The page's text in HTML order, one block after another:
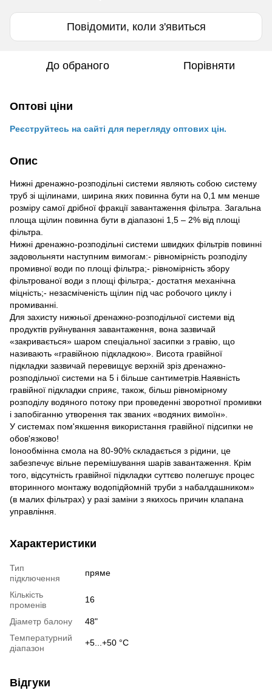
Повідомити, коли з'явиться
До обраного Порівняти
Оптові ціни
Реєструйтесь на сайті для перегляду оптових цін.
Опис
Нижні дренажно-розподільні системи являють собою систему
труб зі щілинами, ширина яких повинна бути на 0,1 мм менше
розміру самої дрібної фракції завантаження фільтра. Загальна
площа щілин повинна бути в діапазоні 1,5 – 2% від площі
фільтра.
Нижні дренажно-розподільні системи швидких фільтрів повинні
задовольняти наступним вимогам:- рівномірність розподілу
промивної води по площі фільтра;- рівномірність збору
фільтрованої води з площі фільтра;- достатня механічна
міцність;- незасміченість щілин під час робочого циклу і
промиванні.
Для захисту нижньої дренажно-розподільчої системи від
продуктів руйнування завантаження, вона зазвичай
«закривається» шаром спеціальної засипки з гравію, що
називають «гравійною підкладкою». Висота гравійної
підкладки зазвичай перевищує верхній зріз дренажно-
розподільчої системи на 5 і більше сантиметрів.Наявність
гравійної підкладки сприяє, також, більш рівномірному
розподілу водяного потоку при проведенні зворотної промивки
і запобіганню утворення так званих «водяних вимоїн».
У системах пом'якшення використання гравійної підсипки не
обов'язково!
Іонообмінна смола на 80-90% складається з рідини, це
забезпечує вільне перемішування шарів завантаження. Крім
того, відсутність гравійної підкладки суттєво полегшує процес
вторинного монтажу водопідйомній труби з набалдашником»
(в малих фільтрах) у разі заміни з якихось причин клапана
управління.
Характеристики
Тип
підключення
пряме
Кількість
променів
16
Діаметр балону
48"
Температурний
діапазон
+5...+50 °С
Відгуки